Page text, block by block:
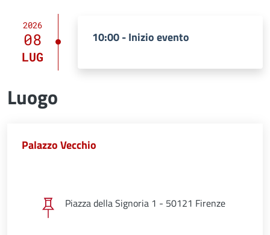
2026
08
LUG
10:00 - Inizio evento
Luogo
Palazzo Vecchio
Piazza della Signoria 1 - 50121 Firenze